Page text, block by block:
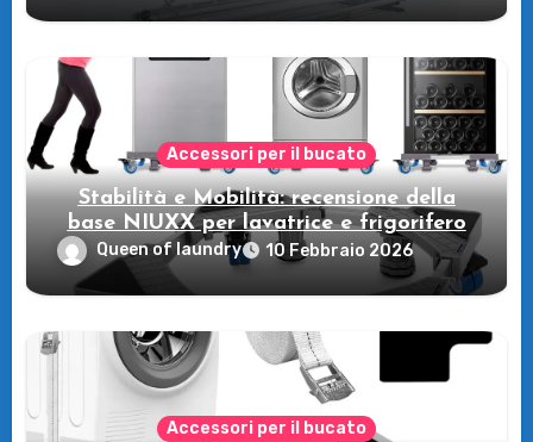
Accessori per il bucato
Stabilità e Mobilità: recensione della
base NIUXX per lavatrice e frigorifero
Queen of laundry 10 Febbraio 2026
Accessori per il bucato